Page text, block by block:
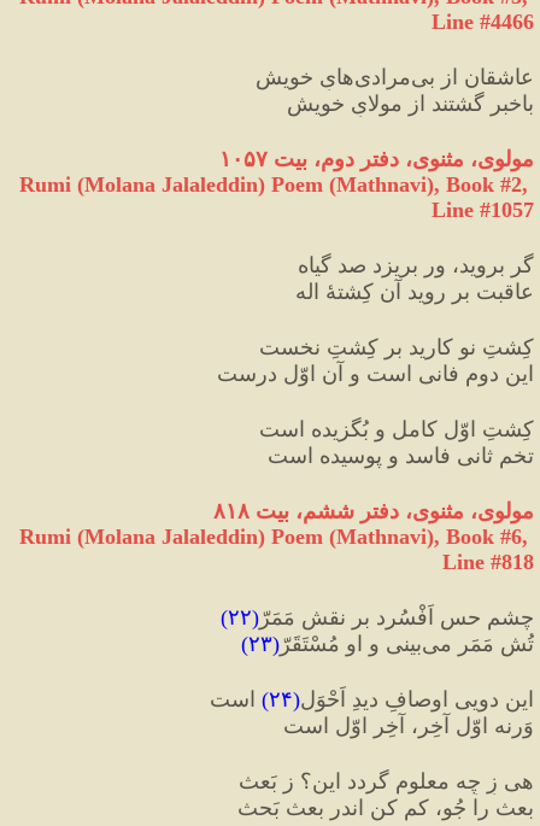
Line #4466
عاشقان از بی‌مرادی‌هایِ خویش
با‌خبر گشتند از مولایِ خویش
مولوی، مثنوی، دفتر دوم، بیت ۱۰۵۷
Rumi (Molana Jalaleddin) Poem (Mathnavi), Book #2,
Line #1057
گر بروید، ور بریزد صد گیاه
عاقبت بر روید آن کِشتهٔ اله
کِشتِ نو کارید بر کِشتِ نخست
این دوم فانی است و آن اوّل درست
کِشتِ اوّل کامل و بُگزیده است
تخمِ ثانی فاسد و پوسیده است
مولوی، مثنوی، دفتر ششم، بیت ۸۱۸
Rumi (Molana Jalaleddin) Poem (Mathnavi), Book #6,
Line #818
چشمِ حس اَفْسُرد بر نقشِ مَمَرّ(۲۲)
تُش مَمَر می‌بینی و او مُسْتَقَرّ
(۲۳)
این دویی اوصافِ دیدِ اَحْوَل(۲۴) است
وَرنه اوّل آخِر، آخِر اوّل است
هی زِ چِه معلوم گردد این؟ ز بَعث
بعث را جُو، کم کن اندر بعث بَحث